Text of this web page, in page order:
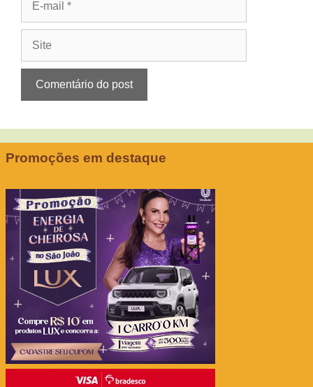
Promoções em destaque